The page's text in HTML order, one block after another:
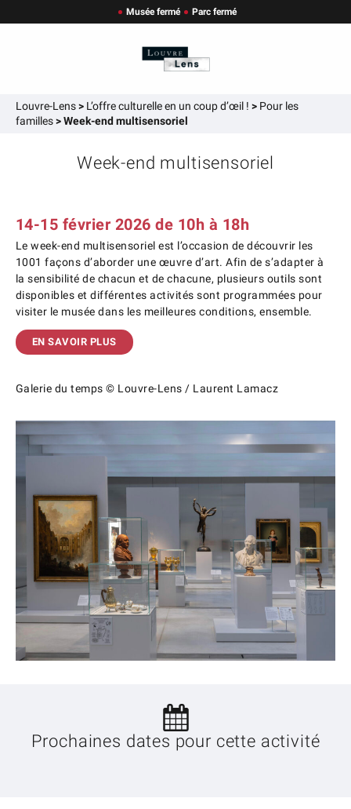
Musée fermé Parc fermé
Louvre-Lens> L’offre culturelle en un coup d’œil ! > Pour les
familles>Week-end multisensoriel
Week-end multisensoriel
14-15 février 2026 de 10h à 18h
Le week-end multisensoriel est l’occasion de découvrir les
1001 façons d’aborder une œuvre d’art. Afin de s’adapter à
la sensibilité de chacun et de chacune, plusieurs outils sont
disponibles et différentes activités sont programmées pour
visiter le musée dans les meilleures conditions, ensemble.
EN SAVOIR PLUS
Galerie du temps © Louvre-Lens / Laurent Lamacz
Prochaines dates pour cette activité